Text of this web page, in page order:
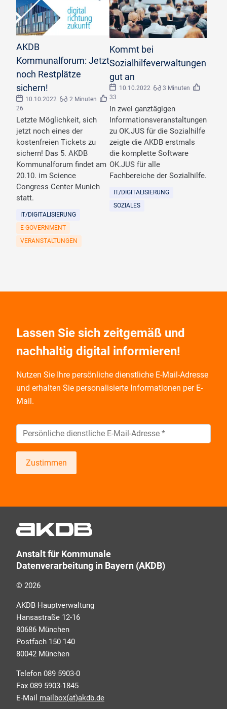
AKDB
Kommunalforum: Jetzt
noch Restplätze
sichern!
10.10.2022
2 Minuten
26
Letzte Möglichkeit, sich
jetzt noch eines der
kostenfreien Tickets zu
sichern! Das 5. AKDB
Kommunalforum findet am
20.10. im Science
Congress Center Munich
statt.
IT/DIGITALISIERUNG
E-GOVERNMENT
VERANSTALTUNGEN
Kommt bei
Sozialhilfeverwaltungen
gut an
10.10.2022
3 Minuten
33
In zwei ganztägigen
Informationsveranstaltungen
zu OK.JUS für die Sozialhilfe
zeigte die AKDB erstmals
die komplette Software
OK.JUS für alle
Fachbereiche der Sozialhilfe.
IT/DIGITALISIERUNG
SOZIALES
Lassen Sie sich zeitgemäß und
nachhaltig digital informieren!
Nutzen Sie Ihre persönliche dienstliche E-Mail-Adresse
und erhalten Sie personalisierte Informationen per E-
Mail.
Zustimmen
Umfragen in allen Produktbereichen des AKDB
selbstverständlich kostenlos. Aber auch schnell und
ressourcenschonend, eben ganz zeitgemäß digital.
Dafür benötigen wir Ihre Einwilligung, die Sie jederzeit
Anstalt für Kommunale
Datenverarbeitung in Bayern (AKDB)
© 2026
AKDB Hauptverwaltung
Hansastraße 12-16
80686 München
Postfach 150 140
80042 München
Telefon 089 5903-0
Fax 089 5903-1845
E-Mail mailbox(at)akdb.de